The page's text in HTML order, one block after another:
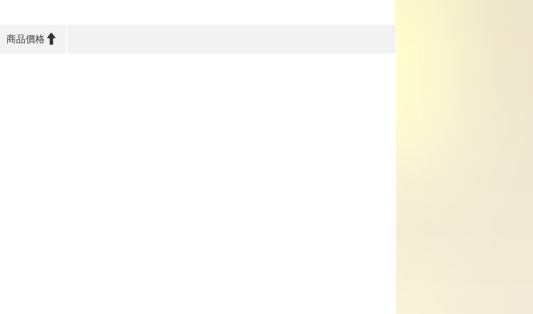
商品價格 